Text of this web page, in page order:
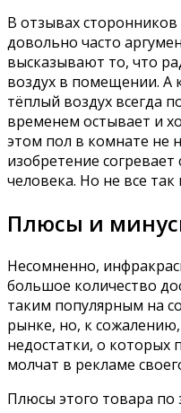
В отзывах
довольно часто
высказывают то, что
воздух в помещении. А
тёплый воздух всегда
временем остывает и
этом пол в комнате не
изобретение
человека. Но не все так
Плюсы и
Несомненно,
большое количество
таким популярным на
рынке, но, к
недостатки, о которых
молчат в рекламе
Плюсы этого товара по